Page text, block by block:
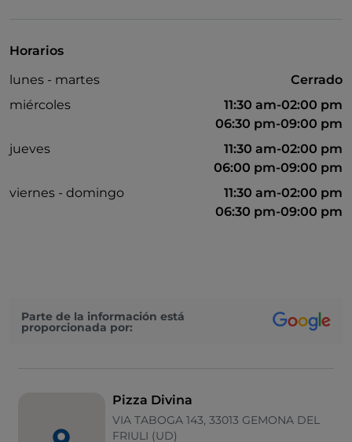
Horarios
lunes - martes
Cerrado
miércoles
11:30 am-02:00 pm
06:30 pm-09:00 pm
jueves
11:30 am-02:00 pm
06:00 pm-09:00 pm
viernes - domingo
11:30 am-02:00 pm
06:30 pm-09:00 pm
Parte de la información está
proporcionada por:
Pizza Divina
VIA TABOGA 143, 33013 GEMONA DEL
FRIULI (UD)